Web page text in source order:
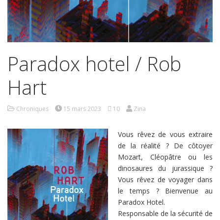
Paradox hotel / Rob
Hart
Chroniques 15 mars 2023 10 Zina
Vous rêvez de vous extraire
de la réalité ? De côtoyer
Mozart, Cléopâtre ou les
dinosaures du jurassique ?
Vous rêvez de voyager dans
le temps ? Bienvenue au
Paradox Hotel.
Responsable de la sécurité de